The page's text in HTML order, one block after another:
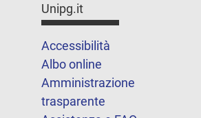
Unipg.it
Accessibilità
Albo online
Amministrazione
trasparente